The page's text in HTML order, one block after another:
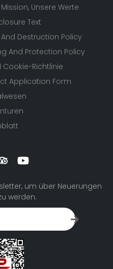
Unsere Werte
Text
Destruction Policy
And Protection Policy
Richtlinie
Application Form
um über Neuerungen
werden.